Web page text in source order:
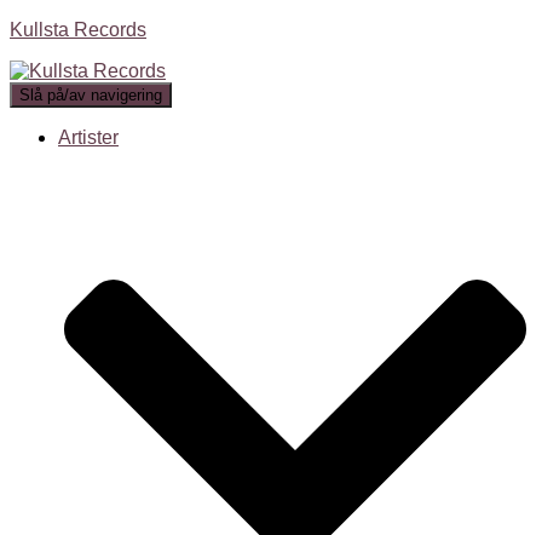
Kullsta Records
Slå på/av navigering
Artister